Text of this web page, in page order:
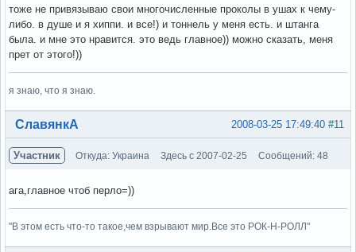
тоже не привязываю свои многочисленные проколы в ушах к чему-
либо. в душе и я хиппи. и все!) и тоннель у меня есть. и штанга
была. и мне это нравится. это ведь главное)) можно сказать, меня
прет от этого!))
я знаю, что я знаю.
Вне форума #11
2008-03-25 17:49:40
СлавянкА
Участник Откуда: Украина Здесь с 2007-02-25 Сообщений: 48
ага,главное чтоб перло=))
"В этом есть что-то такое,чем взрывают мир.Все это РОК-Н-РОЛЛ"